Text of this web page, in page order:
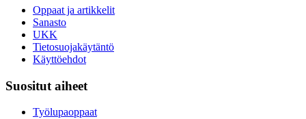
Oppaat ja artikkelit
Sanasto
UKK
Tietosuojakäytäntö
Käyttöehdot
Suositut aiheet
Työlupaoppaat